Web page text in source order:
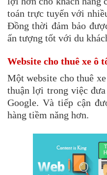
toán trực tuyến với
Đồng thời đảm bảo
ấn tượng tốt với du
Website cho thuê xe ô
Một website cho thuê
thuận lợi trong việc
Google. Và tiếp cận
hàng tiềm năng hơn.